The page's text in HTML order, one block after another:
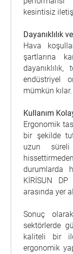
kesintisiz
Dayanıklılık
Hava
şartlarına
endüstriyel
mümkün kılar.
Kullanım
Ergonomik
bir şekilde
uzun süreli
durumlarda
KİRİSUN
arasında yer
Sonuç
sektörlerde
kaliteli bir
ergonomik